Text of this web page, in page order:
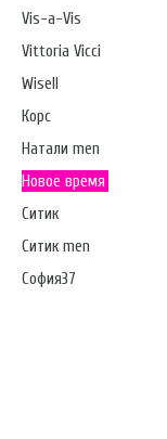
Vis-a-Vis
Vittoria Vicci
Wisell
Корс
Натали men
Новое время
Ситик
Ситик men
София37